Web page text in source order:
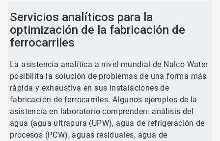
Servicios analíticos para la
optimización de la fabricación de
ferrocarriles
La asistencia analítica a nivel mundial de Nalco Water
posibilita la solución de problemas de una forma más
rápida y exhaustiva en sus instalaciones de
fabricación de ferrocarriles. Algunos ejemplos de la
asistencia en laboratorio comprenden: análisis del
agua (agua ultrapura (UPW), agua de refrigeración de
procesos (PCW), aguas residuales, agua de